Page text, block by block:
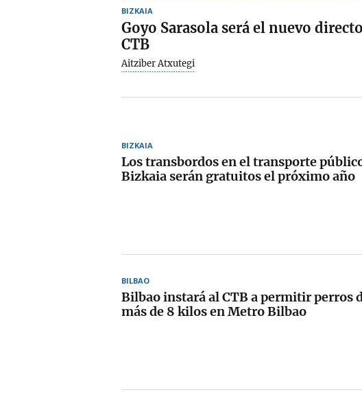
BIZKAIA
Goyo Sarasola será el nuevo
CTB
Aitziber Atxutegi
BIZKAIA
Los transbordos en el transporte
Bizkaia serán gratuitos el próximo año
BILBAO
Bilbao instará al CTB a permitir perros
más de 8 kilos en Metro Bilbao